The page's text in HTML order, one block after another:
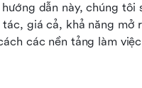
dẫn này, chúng tôi
giá cả, khả năng mở
các nền tảng làm